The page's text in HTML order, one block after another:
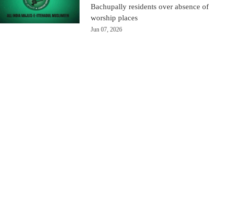
Bachupally residents over absence of
worship places
Jun 07, 2026